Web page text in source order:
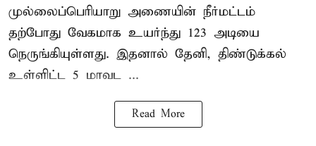
முல்லைப்பெரியாறு அணையின் நீர்மட்டம்
தற்போது வேகமாக உயர்ந்து 123 அடியை
நெருங்கியுள்ளது. இதனால் தேனி, திண்டுக்கல்
உள்ளிட்ட 5 மாவட ...
Read More